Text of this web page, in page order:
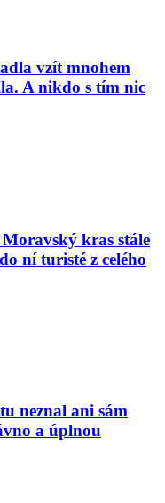
vzít mnohem
A nikdo s tím nic
kras stále
ní turisté z celého
neznal ani sám
a úplnou